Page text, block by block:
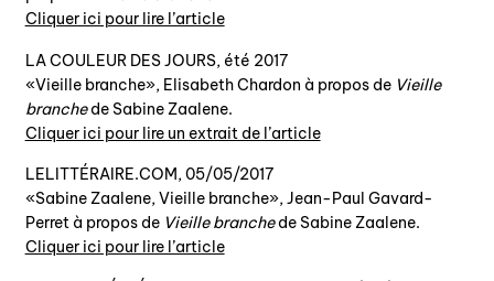
Cliquer ici pour lire l’article
LA COULEUR DES JOURS, été 2017
«Vieille branche», Elisabeth Chardon à propos de Vieille
branchede Sabine Zaalene.
Cliquer ici pour lire un extrait de l’article
LELITTÉRAIRE.COM, 05/05/2017
«Sabine Zaalene, Vieille branche», Jean-Paul Gavard-
Perret à propos de Vieille branchede Sabine Zaalene.
Cliquer ici pour lire l’article